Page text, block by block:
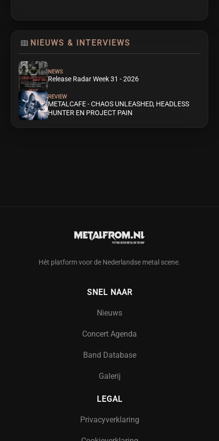
NIEUWS & INTERVIEWS
NEWS
Release Radar Week 31 - 2026
REVIEW
METALCAFE - CHAOS UNLEASHED, HEADLESS
HUNTER EN PROJECT PAIN
Hét platform voor de Nederlandse metal scene.
SNEL NAAR
Nieuws
Concert Agenda
Band Database
Galerij
LEGAL
Privacyverklaring